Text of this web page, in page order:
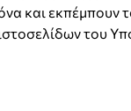
και
του